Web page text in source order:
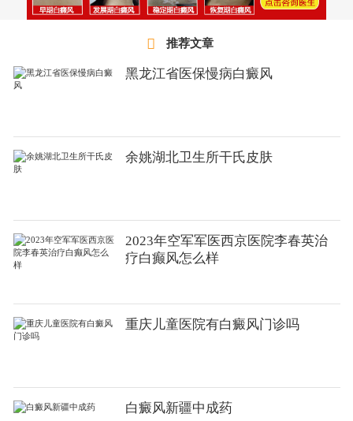
推荐文章
黑龙江省医保慢病白癜风
余姚湖北卫生所干氏皮肤
2023年空军军医西京医院李春英治
疗白癫风怎么样
重庆儿童医院有白癜风门诊吗
白癜风新疆中成药